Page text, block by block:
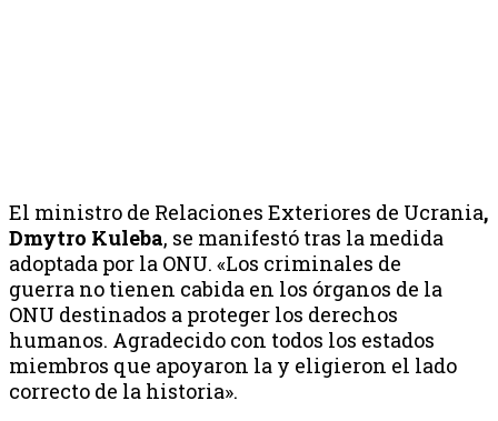
El ministro de Relaciones Exteriores de Ucrania,
Dmytro Kuleba, se manifestó tras la medida
adoptada por la ONU. «Los criminales de
guerra no tienen cabida en los órganos de la
ONU destinados a proteger los derechos
humanos. Agradecido con todos los estados
miembros que apoyaron la y eligieron el lado
correcto de la historia».